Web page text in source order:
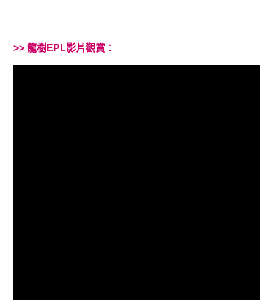
>> 龍樹EPL影片觀賞 ：